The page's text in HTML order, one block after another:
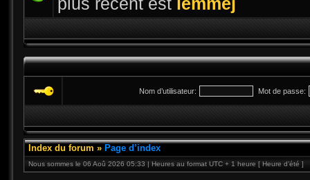
Nom d’utilisateur: Mot de passe:
Index du forum » Page d’index
Nous sommes le 06 Aoû 2026 05:33 | Heures au format UTC + 1 heure [ Heure d’été ]